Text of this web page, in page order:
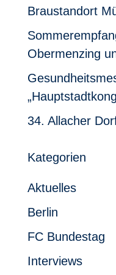
Braustandort
Obermenzing
34. Allacher
Kategorien
Aktuelles
Berlin
FC Bundestag
Interviews